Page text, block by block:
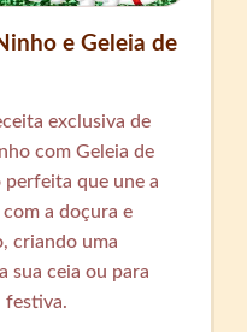
e Geleia de
exclusiva de
com Geleia de
perfeita que une a
a doçura e
criando uma
sua ceia ou para
festiva.